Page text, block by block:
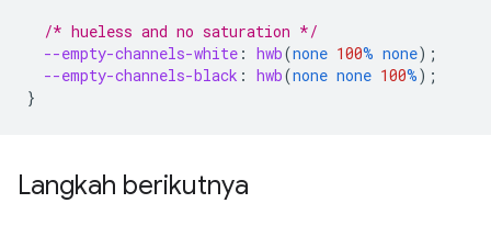
/* hueless and no saturation */
--empty-channels-white : hwb(none 100% none);
--empty-channels-black : hwb(none none 100%);
}
Langkah berikutnya